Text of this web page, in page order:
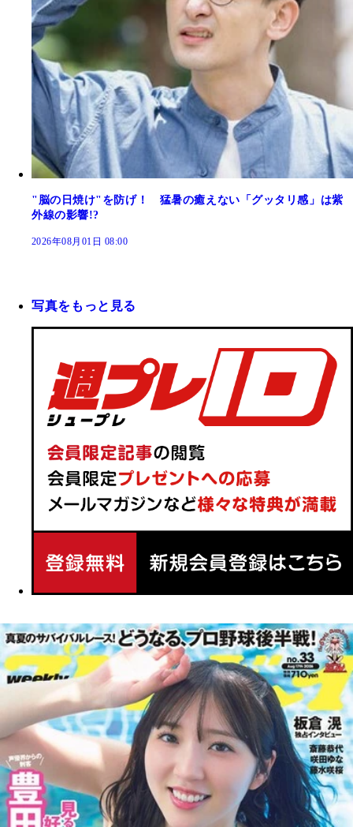
"脳の日焼け"を防げ！ 猛暑の癒えない「グッタリ感」は紫
外線の影響!?
2026年08月01日 08:00
写真をもっと見る